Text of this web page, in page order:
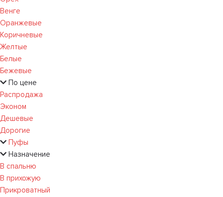
Венге
Оранжевые
Коричневые
Желтые
Белые
Бежевые
По цене
Распродажа
Эконом
Дешевые
Дорогие
Пуфы
Назначение
В спальню
В прихожую
Прикроватный